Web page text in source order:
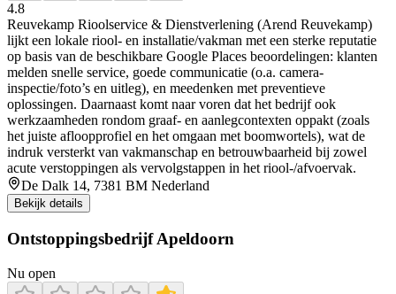
4.8
Reuvekamp Rioolservice & Dienstverlening (Arend Reuvekamp)
lijkt een lokale riool- en installatie/vakman met een sterke reputatie
op basis van de beschikbare Google Places beoordelingen: klanten
melden snelle service, goede communicatie (o.a. camera-
inspectie/foto’s en uitleg), en meedenken met preventieve
oplossingen. Daarnaast komt naar voren dat het bedrijf ook
werkzaamheden rondom graaf- en aanlegcontexten oppakt (zoals
het juiste afloopprofiel en het omgaan met boomwortels), wat de
indruk versterkt van vakmanschap en betrouwbaarheid bij zowel
acute verstoppingen als vervolgstappen in het riool-/afvoervak.
De Dalk 14, 7381 BM Nederland
Bekijk details
Ontstoppingsbedrijf Apeldoorn
Nu open